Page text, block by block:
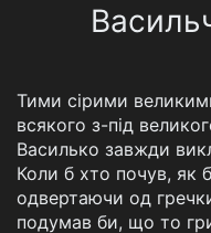
Тими сірими
всякого з-під
Василько завжди
Коли б хто почув, як
одвертаючи од
подумав би, що то